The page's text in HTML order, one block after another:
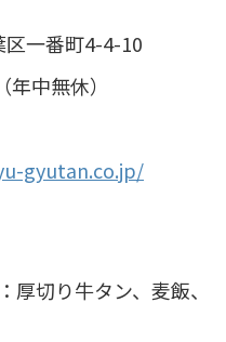
区一番町4-4-10
年中無休）
gyutan.co.jp/
厚切り牛タン、麦飯、